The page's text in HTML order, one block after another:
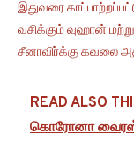
இதுவரை
வசிக்கும் வுஹான்
சீனாவிர்க்கு கவலை
READ ALSO
கொரோனா வைரஸ்